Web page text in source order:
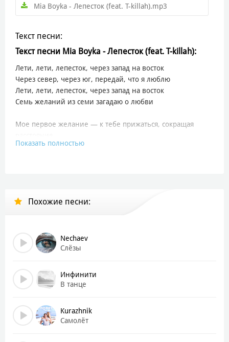
Mia Boyka - Лепесток (feat. T-killah).mp3
Текст песни:
Текст песни Mia Boyka - Лепесток (feat. T-killah):
Лети, лети, лепесток, через запад на восток
Через север, через юг, передай, что я люблю
Лети, лети, лепесток, через запад на восток
Семь желаний из семи загадаю о любви
Мое первое желание — к тебе прижаться, сокращая
Второе — просто, чтоб ты дал мне обещание
И пятое — любовь, шестое — ты и я
Лети, лети, лепесток, через запад на восток
Через север, через юг, передай, что я люблю
Семь желаний из семи загадаю о любви
Лишь бы не сбился только он со своего пути
Походу, все желания мои уже сбылись
Когда из миллионов повезло ее найти
Показать полностью
Похожие песни:
Nechaev
Слёзы
Инфинити
В танце
Kurazhnik
Самолёт